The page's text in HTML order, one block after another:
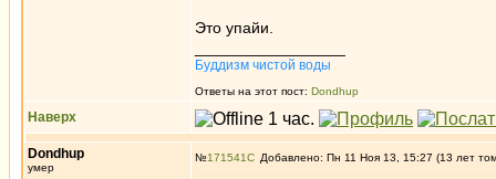
Это упайи.
Буддизм чистой воды
Ответы на этот пост: Dondhup
Наверх
Dondhup
умер
№171541 Добавлено: Пн 11 Ноя 13, 15:27 (13 лет